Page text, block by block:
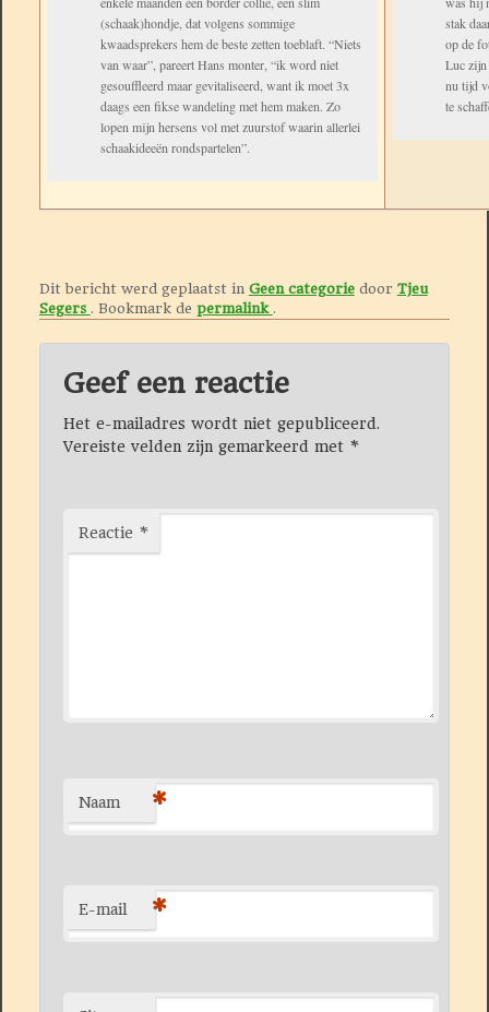
(schaak)hondje, dat volgens sommige
kwaadsprekers hem de beste zetten toeblaft. “Niets
van waar”, pareert Hans monter, “ik word niet
gesouffleerd maar gevitaliseerd, want ik moet 3x
daags een fikse wandeling met hem maken. Zo
lopen mijn hersens vol met zuurstof waarin allerlei
schaakideeën rondspartelen”.
stak
op de
Luc zijn
nu tijd
te
Dit bericht werd geplaatst in Geen categoriedoor Tjeu
Segers . Bookmark de permalink .
Geef een reactie
Het e-mailadres wordt niet gepubliceerd.
Vereiste velden zijn gemarkeerd met *
Reactie *
Naam *
E-mail *